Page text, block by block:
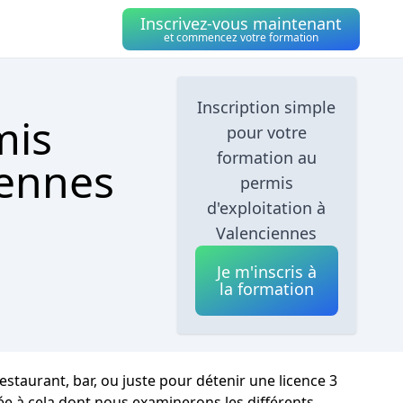
Inscrivez-vous maintenant
et commencez votre formation
Inscription simple
pour votre
formation au
permis
d'exploitation à
Valenciennes
Je m'inscris à
la formation
bar, ou juste pour détenir une licence 3